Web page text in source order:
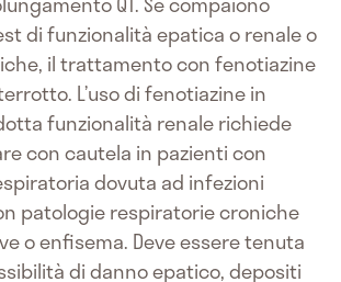
di funzionalità epatica o renale o
il trattamento con fenotiazine
L’uso di fenotiazine in
funzionalità renale richiede
con cautela in pazienti con
dovuta ad infezioni
patologie respiratorie croniche
o enfisema. Deve essere tenuta
di danno epatico, depositi